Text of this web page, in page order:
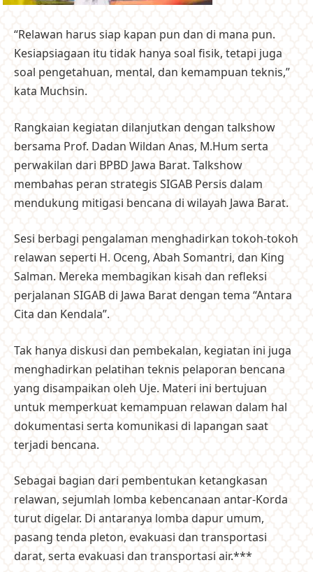
“Relawan harus siap kapan pun dan di mana pun.
Kesiapsiagaan itu tidak hanya soal fisik, tetapi juga
soal pengetahuan, mental, dan kemampuan teknis,”
kata Muchsin.
Rangkaian kegiatan dilanjutkan dengan talkshow
bersama Prof. Dadan Wildan Anas, M.Hum serta
perwakilan dari BPBD Jawa Barat. Talkshow
membahas peran strategis SIGAB Persis dalam
mendukung mitigasi bencana di wilayah Jawa Barat.
Sesi berbagi pengalaman menghadirkan tokoh-tokoh
relawan seperti H. Oceng, Abah Somantri, dan King
Salman. Mereka membagikan kisah dan refleksi
perjalanan SIGAB di Jawa Barat dengan tema “Antara
Cita dan Kendala”.
Tak hanya diskusi dan pembekalan, kegiatan ini juga
menghadirkan pelatihan teknis pelaporan bencana
yang disampaikan oleh Uje. Materi ini bertujuan
untuk memperkuat kemampuan relawan dalam hal
dokumentasi serta komunikasi di lapangan saat
terjadi bencana.
Sebagai bagian dari pembentukan ketangkasan
relawan, sejumlah lomba kebencanaan antar-Korda
turut digelar. Di antaranya lomba dapur umum,
pasang tenda pleton, evakuasi dan transportasi
darat, serta evakuasi dan transportasi air.***